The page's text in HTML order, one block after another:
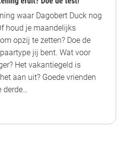
waar Dagobert Duck nog
houd je maandelijks
opzij te zetten? Doe de
jij bent. Wat voor
Het vakantiegeld is
aan uit? Goede vrienden
derde…